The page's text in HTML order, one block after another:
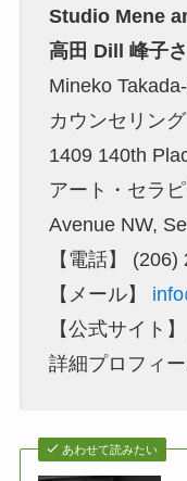
Studio Mene
高田 Dill 峰子
Mineko
カウンセリン
1409 140th
アート・セラ
Avenue NW,
【電話】
【メール】
【公式サイト】
詳細プロフィ
あわせて読みたい